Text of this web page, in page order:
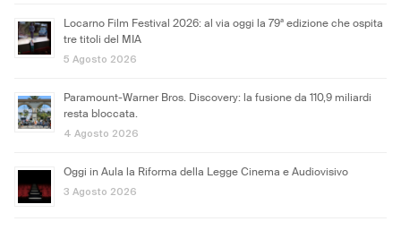
Locarno Film Festival 2026: al via oggi la 79ª edizione che ospita
tre titoli del MIA
5 Agosto 2026
Paramount-Warner Bros. Discovery: la fusione da 110,9 miliardi
resta bloccata.
4 Agosto 2026
Oggi in Aula la Riforma della Legge Cinema e Audiovisivo
3 Agosto 2026